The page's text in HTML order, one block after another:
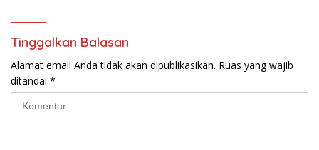
Tinggalkan Balasan
Alamat email Anda tidak akan dipublikasikan. Ruas yang wajib
ditandai *